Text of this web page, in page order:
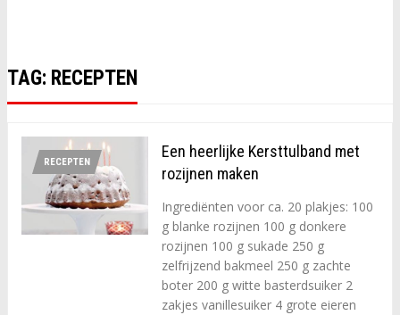
TAG: RECEPTEN
RECEPTEN
Een heerlijke Kersttulband met
rozijnen maken
Ingrediënten voor ca. 20 plakjes: 100
g blanke rozijnen 100 g donkere
rozijnen 100 g sukade 250 g
zelfrijzend bakmeel 250 g zachte
boter 200 g witte basterdsuiker 2
zakjes vanillesuiker 4 grote eieren